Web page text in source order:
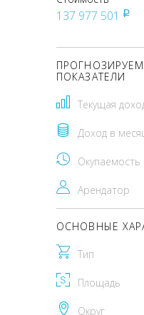
137 977 501 pуб
ПОКАЗАТЕЛИ
Текущая
Доход в
Окупаемость
Арендатор
ОСНОВНЫЕ
Тип
Площадь
Округ